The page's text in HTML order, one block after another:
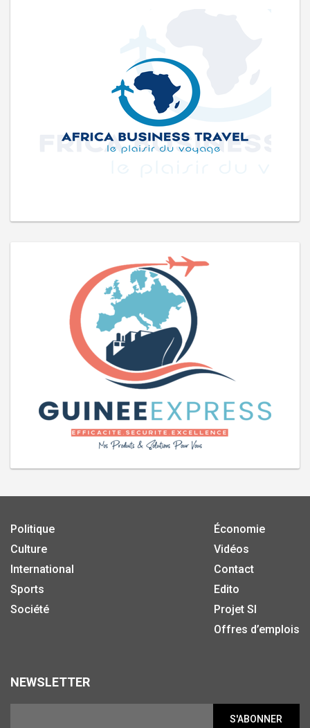
Politique
Culture
International
Sports
Société
Économie
Vidéos
Contact
Edito
Projet SI
Offres d’emplois
NEWSLETTER
S'ABONNER